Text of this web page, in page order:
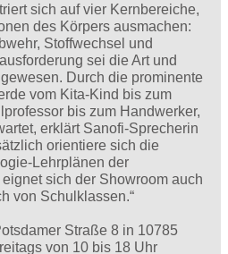
sich auf vier Kernbereiche,
des Körpers ausmachen:
Stoffwechsel und
sei die Art und
Durch die prominente
vom Kita-Kind bis zum
bis zum Handwerker,
erklärt Sanofi-Sprecherin
orientiere sich die
Lehrplänen der
sich der Showroom auch
von Schulklassen.“
Straße 8 in 10785
von 10 bis 18 Uhr